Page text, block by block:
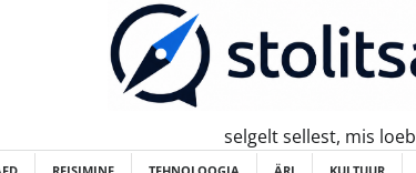
selgelt sellest, mis loeb